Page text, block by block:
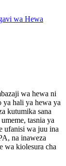
wa hewa ni
ya hali ya hewa ya
kutumika sana
tasnia ya
ufanisi wa juu ina
na inaweza
wa kiolesura cha